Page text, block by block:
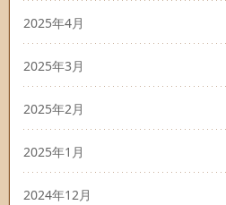
2025年4月
2025年3月
2025年2月
2025年1月
2024年12月